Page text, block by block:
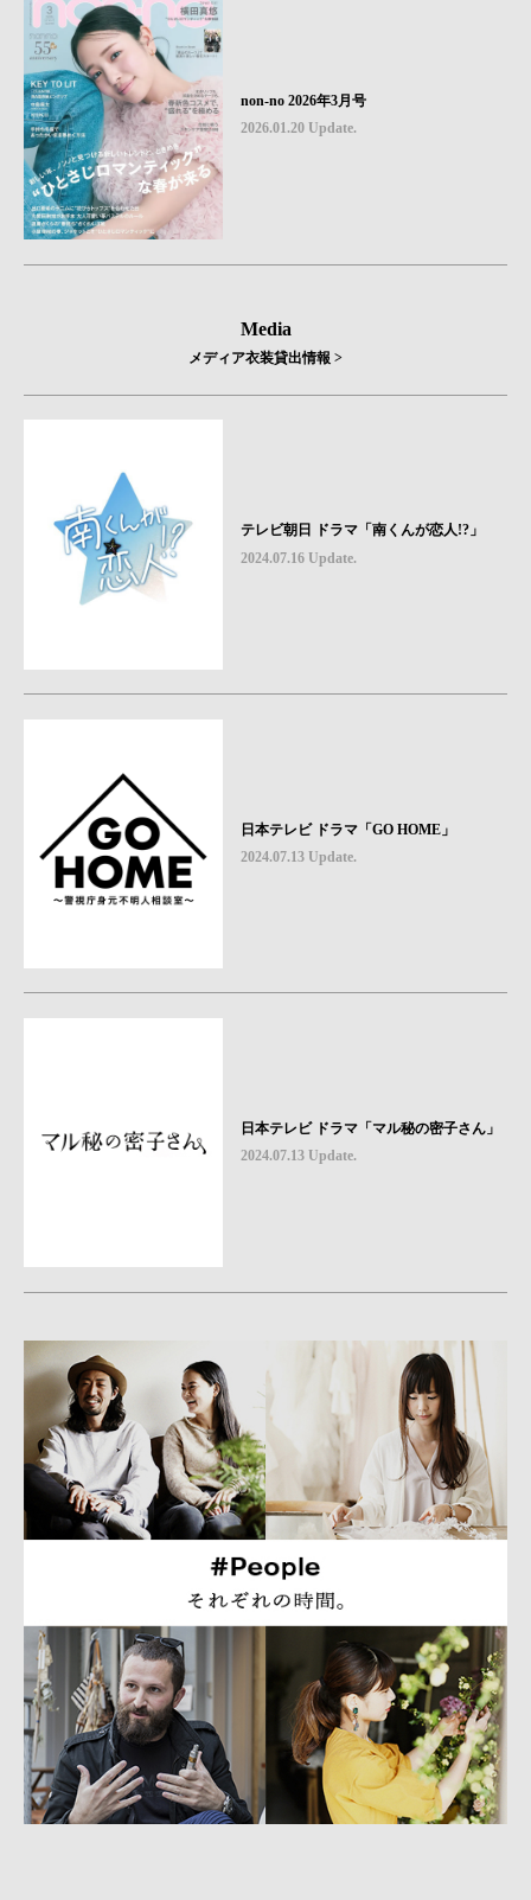
non-no 2026年3月号
2026.01.20 Update.
Media
メディア衣装貸出情報 >
テレビ朝日 ドラマ「南くんが恋人!?」
2024.07.16 Update.
日本テレビ ドラマ「GO HOME」
2024.07.13 Update.
日本テレビ ドラマ「マル秘の密子さん」
2024.07.13 Update.